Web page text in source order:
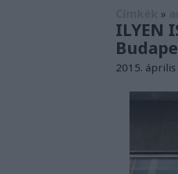
»
ILYEN
2015. április